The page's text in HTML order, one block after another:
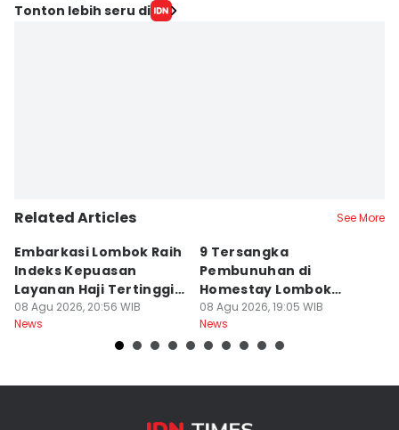
Tonton lebih seru di
Related Articles See More
Embarkasi Lombok Raih
Indeks Kepuasan
Layanan Haji Tertinggi
Nasional
08 Agu 2026, 20:56 WIB
News
9 Tersangka
Pembunuhan di
Homestay Lombok
Barat Dilimpahkan ke
Jaksa
08 Agu 2026, 19:05 WIB
News